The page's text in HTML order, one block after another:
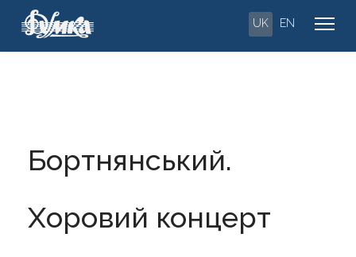
UK EN
Бортнянський.
Хоровий концерт